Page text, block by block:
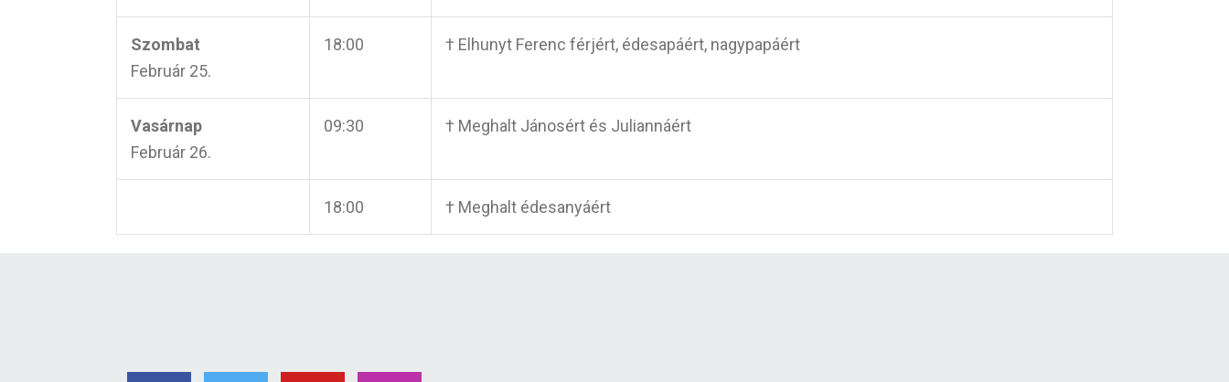
Szombat
Február 25.
18:00 † Elhunyt Ferenc férjért, édesapáért, nagypapáért
Vasárnap
Február 26.
09:30 † Meghalt Jánosért és Juliannáért
18:00 † Meghalt édesanyáért